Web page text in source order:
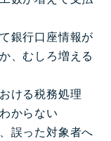
銀行口座情報が
、むしろ増える
ける税務処理
からない
誤った対象者へ